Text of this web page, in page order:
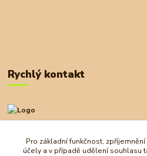
Rychlý kontakt
+420 727 972 830
Pro základní funkčnost,
účely a v případě udělení souhlasu